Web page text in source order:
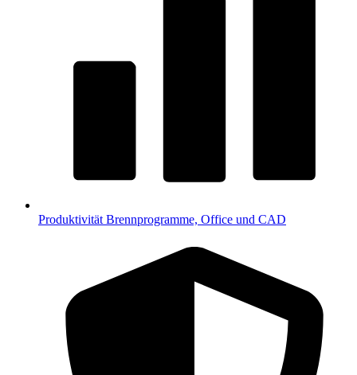
Produktivität Brennprogramme, Office und CAD